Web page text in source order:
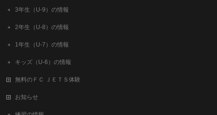
3年生（U-9）の情報
2年生（U-8）の情報
1年生（U-7）の情報
キッズ（U-6）の情報
無料のＦＣ ＪＥＴＳ体験
お知らせ